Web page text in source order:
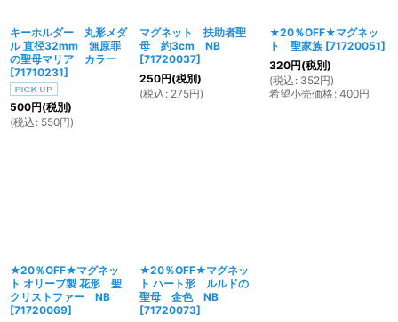
キーホルダー 丸形メダ
ル 直径32mm 無原罪
の聖母マリア カラー
[71710231]
500円(税別)
(税込 : 550円)
マグネット 扶助者聖
母 約3cm NB
[71720037]
250円(税別)
(税込 : 275円)
★20％OFF★マグネッ
ト 聖家族 [71720051]
320円(税別)
(税込 : 352円)
希望小売価格: 400円
★20％OFF★マグネッ
ト オリーブ製 花形 聖
クリストファー NB
[71720069]
★20％OFF★マグネッ
ト ハート形 ルルドの
聖母 金色 NB
[71720073]